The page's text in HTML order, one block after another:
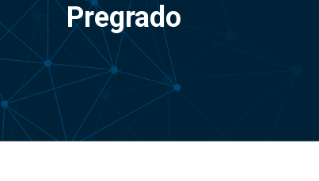
Pregrado